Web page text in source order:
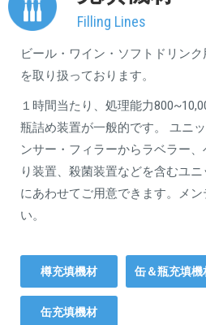
Filling Lines
ビール・ワイン・ソフトドリン
を取り扱っております。
１時間当たり、処理能力
瓶詰め装置が一般的です。 ユニ
ンサー・フィラーからラベラー
り装置、殺菌装置などを含むユ
にあわせてご用意できます。メ
い。
樽充填機材 缶＆瓶充填機
缶充填機材